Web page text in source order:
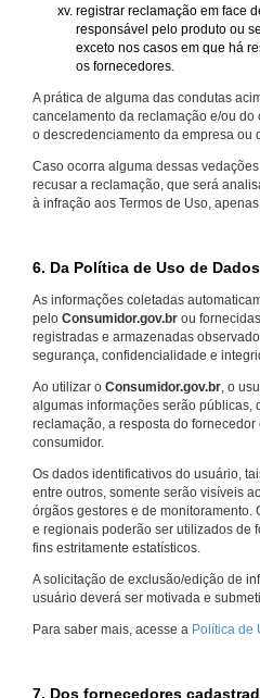
registrar reclamação em face
responsável pelo produto ou
exceto nos casos em que há
os fornecedores.
A prática de alguma das condutas
cancelamento da reclamação e/ou
o descredenciamento da empresa ou
Caso ocorra alguma dessas
recusar a reclamação, que será
à infração aos Termos de Uso,
6. Da Política de Uso de Dados
As informações coletadas
pelo Consumidor.gov.br ou
registradas e armazenadas
segurança, confidencialidade e
Ao utilizar o Consumidor.gov.br , o
algumas informações serão públicas,
reclamação, a resposta do
consumidor.
Os dados identificativos do usuário,
entre outros, somente serão visíveis
órgãos gestores e de monitoramento.
e regionais poderão ser utilizados de
fins estritamente estatísticos.
A solicitação de exclusão/edição de
usuário deverá ser motivada e
Para saber mais, acesse a Política de
7. Dos fornecedores